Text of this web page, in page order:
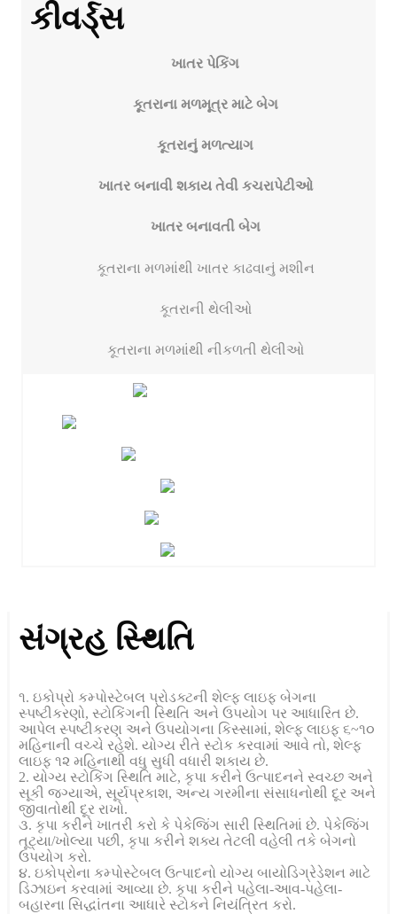
કીવર્ડ્સ
ખાતર પેકિંગ
કૂતરાના મળમૂત્ર માટે બેગ
કૂતરાનું મળત્યાગ
ખાતર બનાવી શકાય તેવી કચરાપેટીઓ
ખાતર બનાવતી બેગ
કૂતરાના મળમાંથી ખાતર કાઢવાનું મશીન
કૂતરાની થેલીઓ
કૂતરાના મળમાંથી નીકળતી થેલીઓ
સંગ્રહ સ્થિતિ
૧. ઇકોપ્રો કમ્પોસ્ટેબલ પ્રોડક્ટની શેલ્ફ લાઇફ બેગના
સ્પષ્ટીકરણો, સ્ટોકિંગની સ્થિતિ અને ઉપયોગ પર આધારિત છે.
આપેલ સ્પષ્ટીકરણ અને ઉપયોગના કિસ્સામાં, શેલ્ફ લાઇફ ૬~૧૦
મહિનાની વચ્ચે રહેશે. યોગ્ય રીતે સ્ટોક કરવામાં આવે તો, શેલ્ફ
લાઇફ ૧૨ મહિનાથી વધુ સુધી વધારી શકાય છે.
2. યોગ્ય સ્ટોકિંગ સ્થિતિ માટે, કૃપા કરીને ઉત્પાદનને સ્વચ્છ અને
સૂકી જગ્યાએ, સૂર્યપ્રકાશ, અન્ય ગરમીના સંસાધનોથી દૂર અને
જીવાતોથી દૂર રાખો.
૩. કૃપા કરીને ખાતરી કરો કે પેકેજિંગ સારી સ્થિતિમાં છે. પેકેજિંગ
તૂટ્યા/ખોલ્યા પછી, કૃપા કરીને શક્ય તેટલી વહેલી તકે બેગનો
ઉપયોગ કરો.
૪. ઇકોપ્રોના કમ્પોસ્ટેબલ ઉત્પાદનો યોગ્ય બાયોડિગ્રેડેશન માટે
ડિઝાઇન કરવામાં આવ્યા છે. કૃપા કરીને પહેલા-આવ-પહેલા-
બહારના સિદ્ધાંતના આધારે સ્ટોકને નિયંત્રિત કરો.